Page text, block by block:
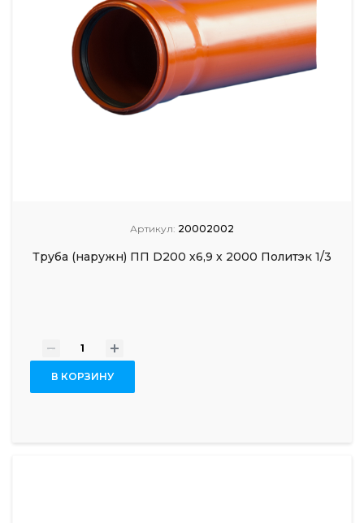
Артикул: 20002002
Труба (наружн) ПП D200 х6,9 х 2000 Политэк 1/3
- +
В КОРЗИНУ